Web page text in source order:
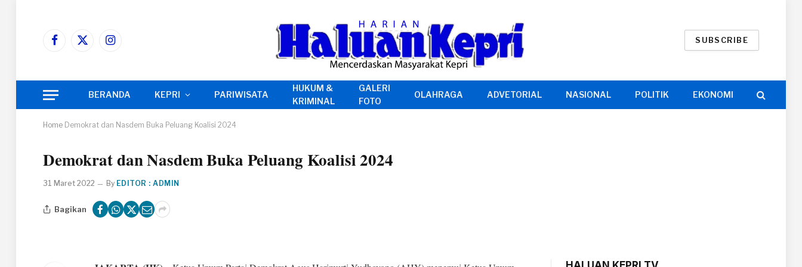
Facebook
X
Instagram
SUBSCRIBE
BERANDA KEPRI PARIWISATA
HUKUM &
KRIMINAL
GALERI
FOTO
OLAHRAGA ADVETORIAL NASIONAL POLITIK EKONOMI
Home Demokrat dan Nasdem Buka Peluang Koalisi 2024
Demokrat dan Nasdem Buka Peluang Koalisi 2024
31 Maret 2022 By EDITOR : ADMIN
Bagikan